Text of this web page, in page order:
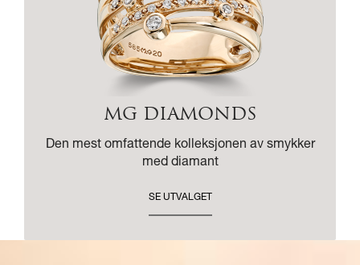
MG DIAMONDS
Den mest omfattende kolleksjonen av smykker
med diamant
SE UTVALGET